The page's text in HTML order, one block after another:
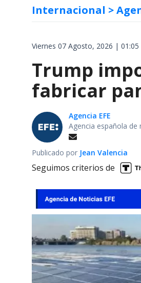
Internacional >
Viernes 07 Agosto, 2026 | 01:05
Trump
fabricar
Agencia EFE
Agencia española de
Publicado por Jean Valencia
Seguimos criterios de